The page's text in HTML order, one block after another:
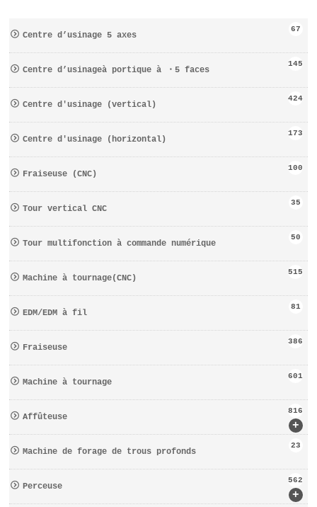
Centre d’usinage 5 axes
67
Centre d’usinageà portique à ・5 faces
145
Centre d′usinage (vertical)
424
Centre d′usinage (horizontal)
173
Fraiseuse (CNC)
100
Tour vertical CNC
35
Tour multifonction à commande numérique
50
Machine à tournage(CNC)
515
EDM/EDM à fil
81
Fraiseuse
386
Machine à tournage
601
+
Affûteuse
816
Machine de forage de trous profonds
23
+
Perceuse
562